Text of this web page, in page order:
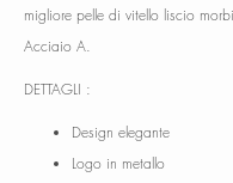
migliore pelle di vitello liscio
Acciaio A.
DETTAGLI :
Design elegante
Logo in metallo